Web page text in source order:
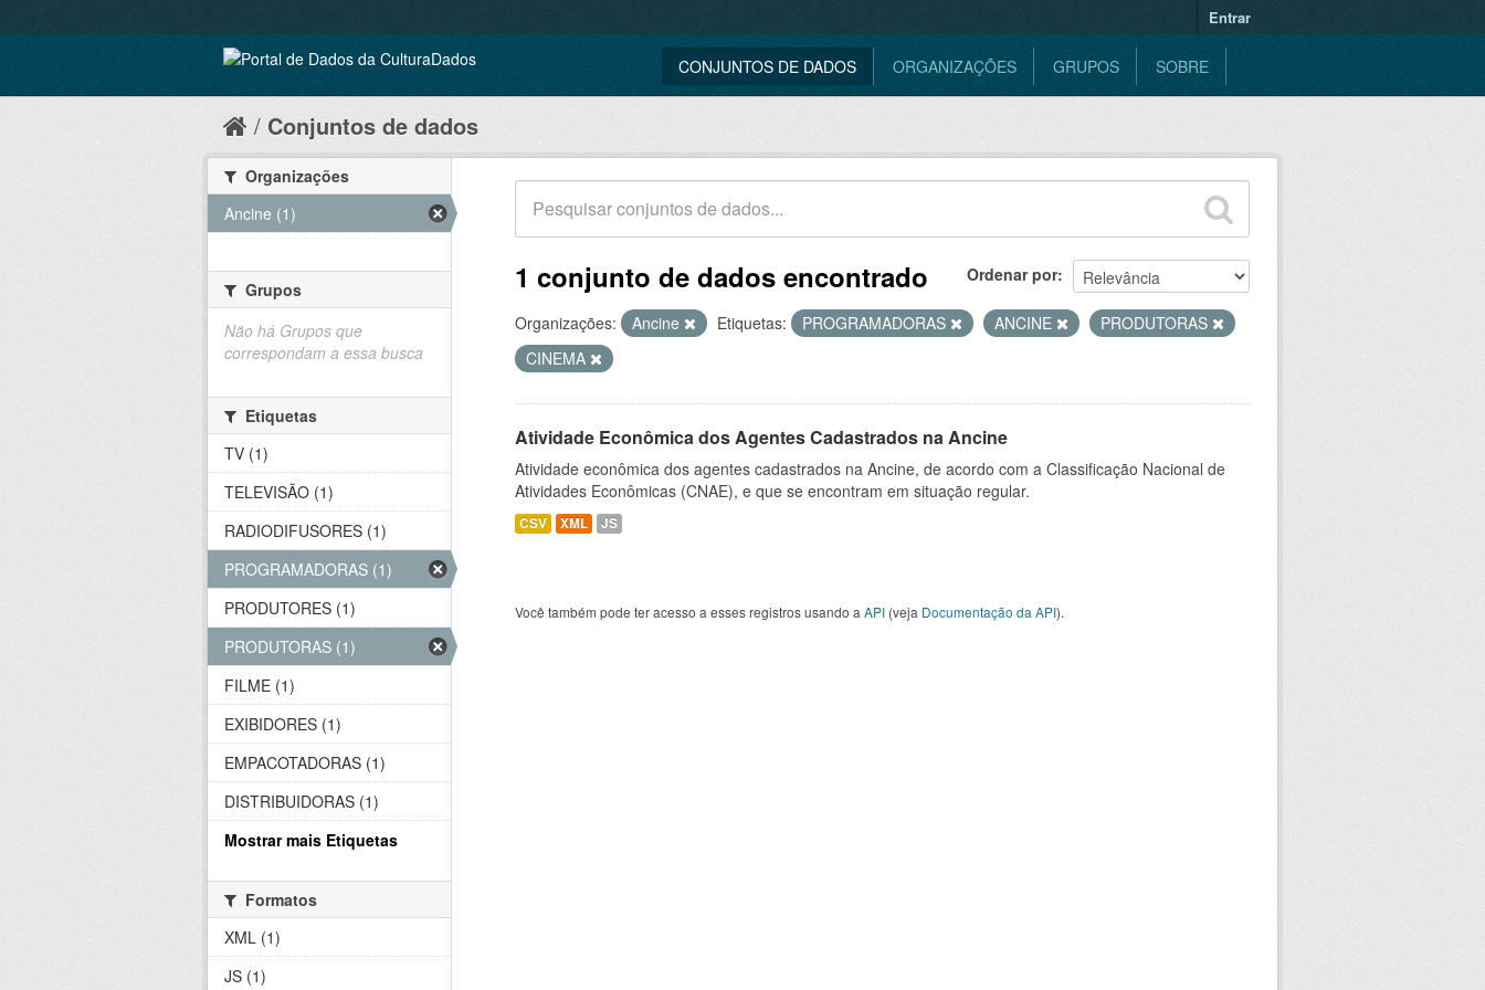
Entrar
CONJUNTOS DE DADOS ORGANIZAÇÕES GRUPOS SOBRE
Conjuntos de dados
Ordenar por
1 conjunto de dados encontrado
Organizações: Ancine Etiquetas: PROGRAMADORAS ANCINE
PRODUTORAS
CINEMA
Atividade Econômica dos Agentes Cadastrados na Ancine
Atividade econômica dos agentes cadastrados na Ancine, de acordo com a Classificação Nacional de
Atividades Econômicas (CNAE), e que se encontram em situação regular.
CSV XML JS
Você também pode ter acesso a esses registros usando a API (veja Documentação da API).
Organizações
Ancine (1)
Grupos
Não há Grupos que
correspondam a essa busca
Etiquetas
TV (1)
TELEVISÃO (1)
RADIODIFUSORES (1)
PROGRAMADORAS (1)
PRODUTORES (1)
PRODUTORAS (1)
FILME (1)
EXIBIDORES (1)
EMPACOTADORAS (1)
DISTRIBUIDORAS (1)
Mostrar mais Etiquetas
Formatos
XML (1)
JS (1)